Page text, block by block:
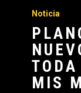
Noticia
MIS